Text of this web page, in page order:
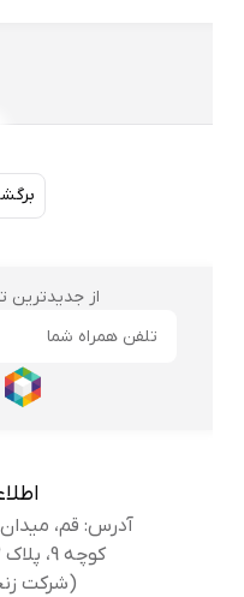
برگشت
از جدیدترین
آدرس: قم، میدان 72 تن، بلوار کوه سفید،
کوچه 9، پلاک 3، سوله بانک کفش
(شرکت